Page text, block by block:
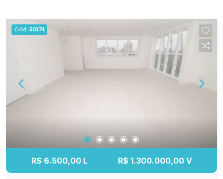
Cód. 50374
R$ 6.500,00 L R$ 1.300.000,00 V